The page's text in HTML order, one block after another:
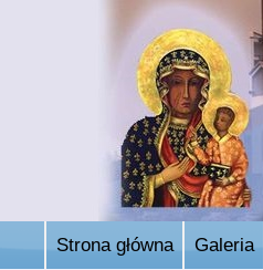
Strona główna Galeria